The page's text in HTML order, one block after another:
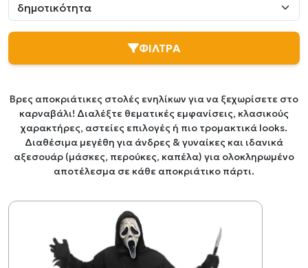
ΦΙΛΤΡΑ
Βρες αποκριάτικες στολές ενηλίκων για να ξεχωρίσετε στο
καρναβάλι! Διαλέξτε θεματικές εμφανίσεις, κλασικούς
χαρακτήρες, αστείες επιλογές ή πιο τρομακτικά looks.
Διαθέσιμα μεγέθη για άνδρες & γυναίκες και ιδανικά
αξεσουάρ (μάσκες, περούκες, καπέλα) για ολοκληρωμένο
αποτέλεσμα σε κάθε αποκριάτικο πάρτι.